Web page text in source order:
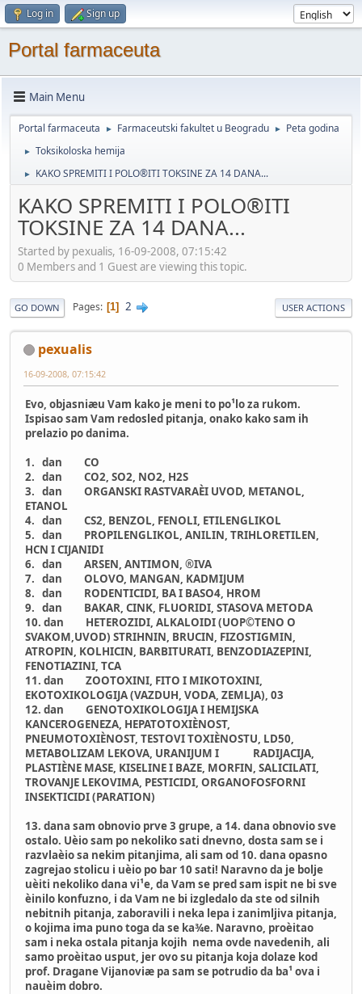
Log in Sign up
Portal farmaceuta
Main Menu
Portal farmaceuta ► Farmaceutski fakultet u Beogradu ► Peta godina
► Toksikoloska hemija
► KAKO SPREMITI I POLO®ITI TOKSINE ZA 14 DANA...
KAKO SPREMITI I POLO®ITI
TOKSINE ZA 14 DANA...
Started by pexualis, 16-09-2008, 07:15:42
0 Members and 1 Guest are viewing this topic.
GO DOWN Pages 1 2 USER ACTIONS
pexualis
16-09-2008, 07:15:42
Evo, objasniæu Vam kako je meni to po¹lo za rukom.
Ispisao sam Vam redosled pitanja, onako kako sam ih
prelazio po danima.
1. dan CO
2. dan CO2, SO2, NO2, H2S
3. dan ORGANSKI RASTVARAÈI UVOD, METANOL,
ETANOL
4. dan CS2, BENZOL, FENOLI, ETILENGLIKOL
5. dan PROPILENGLIKOL, ANILIN, TRIHLORETILEN,
HCN I CIJANIDI
6. dan ARSEN, ANTIMON, ®IVA
7. dan OLOVO, MANGAN, KADMIJUM
8. dan RODENTICIDI, BA I BASO4, HROM
9. dan BAKAR, CINK, FLUORIDI, STASOVA METODA
10. dan HETEROZIDI, ALKALOIDI (UOP©TENO O
SVAKOM,UVOD) STRIHNIN, BRUCIN, FIZOSTIGMIN,
ATROPIN, KOLHICIN, BARBITURATI, BENZODIAZEPINI,
FENOTIAZINI, TCA
11. dan ZOOTOXINI, FITO I MIKOTOXINI,
EKOTOXIKOLOGIJA (VAZDUH, VODA, ZEMLJA), 03
12. dan GENOTOXIKOLOGIJA I HEMIJSKA
KANCEROGENEZA, HEPATOTOXIÈNOST,
PNEUMOTOXIÈNOST, TESTOVI TOXIÈNOSTU, LD50,
METABOLIZAM LEKOVA, URANIJUM I RADIJACIJA,
PLASTIÈNE MASE, KISELINE I BAZE, MORFIN, SALICILATI,
TROVANJE LEKOVIMA, PESTICIDI, ORGANOFOSFORNI
INSEKTICIDI (PARATION)
13. dana sam obnovio prve 3 grupe, a 14. dana obnovio sve
ostalo. Uèio sam po nekoliko sati dnevno, dosta sam se i
razvlaèio sa nekim pitanjima, ali sam od 10. dana opasno
zagrejao stolicu i uèio po bar 10 sati! Naravno da je bolje
uèiti nekoliko dana vi¹e, da Vam se pred sam ispit ne bi sve
èinilo konfuzno, i da Vam ne bi izgledalo da ste od silnih
nebitnih pitanja, zaboravili i neka lepa i zanimljiva pitanja,
o kojima ima puno toga da se ka¾e. Naravno, proèitao
sam i neka ostala pitanja kojih nema ovde navedenih, ali
samo proèitao usput, jer ovo su pitanja koja dolaze kod
prof. Dragane Vijanoviæ pa sam se potrudio da ba¹ ova i
nauèim dobro.